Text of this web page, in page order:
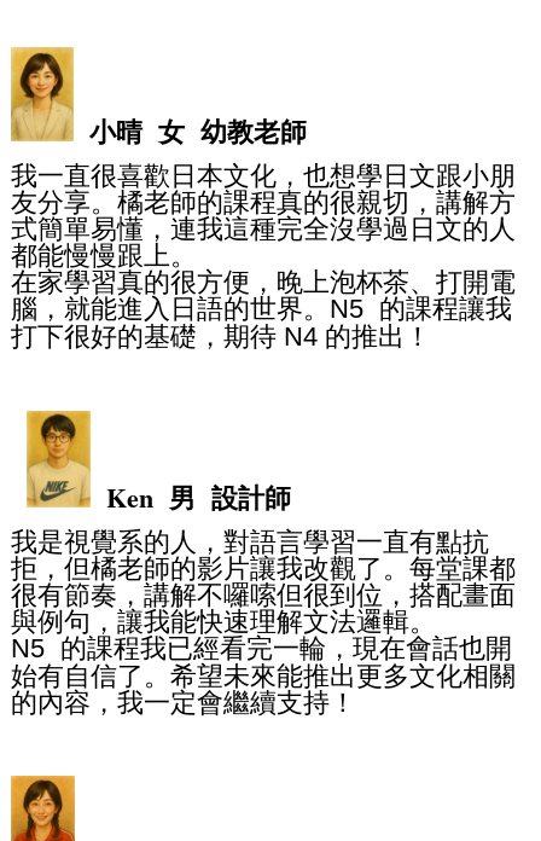
小晴 女 幼教老師
我一直很喜歡日本文化，也想學日文跟小朋
友分享。橘老師的課程真的很親切，講解方
式簡單易懂，連我這種完全沒學過日文的人
都能慢慢跟上。
在家學習真的很方便，晚上泡杯茶、打開電
腦，就能進入日語的世界。 N5的課程讓我
打下很好的基礎，期待 N4的推出！
Ken 男 設計師
我是視覺系的人，對語言學習一直有點抗
拒，但橘老師的影片讓我改觀了。每堂課都
很有節奏，講解不囉嗦但很到位，搭配畫面
與例句，讓我能快速理解文法邏輯。
N5的課程我已經看完一輪，現在會話也開
始有自信了。希望未來能推出更多文化相關
的內容，我一定會繼續支持！